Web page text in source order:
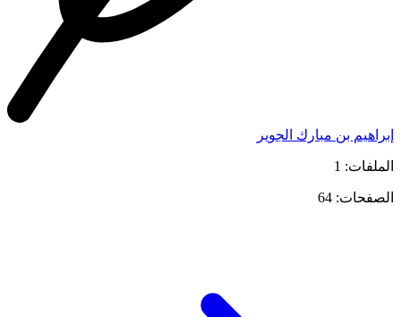
إبراهيم بن مبارك الجوير
الملفات: 1
الصفحات: 64